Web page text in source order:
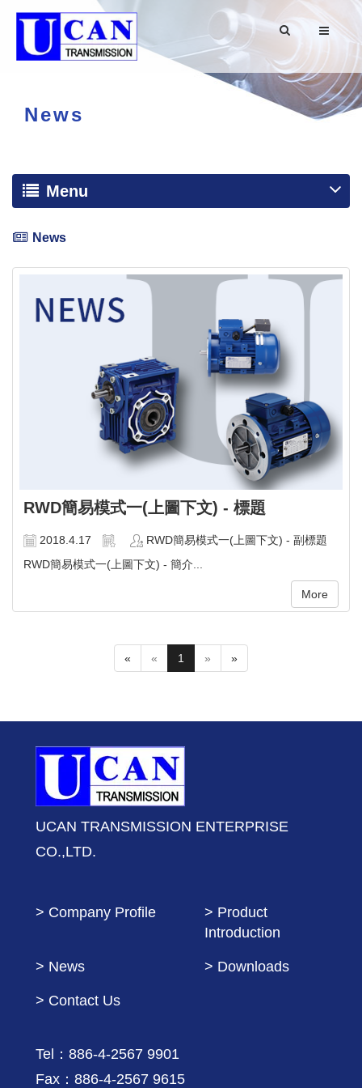
News
Menu
News
RWD簡易模式一(上圖下文) - 標題
2018.4.17
RWD簡易模式一(上圖下文) - 副標題
RWD簡易模式一(上圖下文) - 簡介...
More
« « 1 » »
UCAN TRANSMISSION ENTERPRISE
CO.,LTD.
> Company Profile
> Product
Introduction
> News > Downloads
> Contact Us
Tel：886-4-2567 9901
Fax：886-4-2567 9615